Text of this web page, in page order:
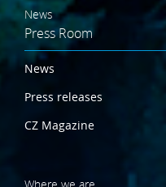
News
Press Room
News
Press releases
CZ Magazine